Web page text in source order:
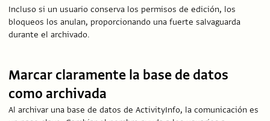
Incluso si un usuario conserva los permisos de edición, los
bloqueos los anulan, proporcionando una fuerte salvaguarda
durante el archivado.
Marcar claramente la base de datos
como archivada
Al archivar una base de datos de ActivityInfo, la comunicación es